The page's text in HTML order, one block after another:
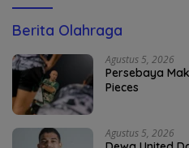
Berita Olahraga
Agustus 5, 2026
Persebaya
Pieces
Agustus 5, 2026